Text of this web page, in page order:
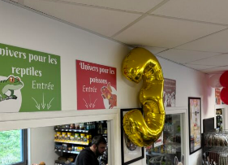
DU
SPORT
DIGITAL
SE
RENCONTRENT